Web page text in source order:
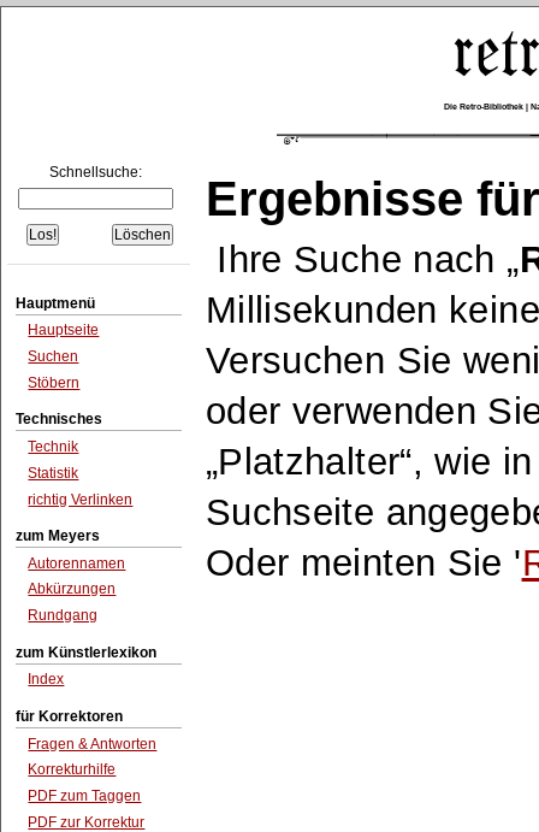
Die Retro-Bibliothek |
Schnellsuche:
Hauptmenü
Hauptseite
Suchen
Stöbern
Technisches
Technik
Statistik
richtig Verlinken
zum Meyers
Autorennamen
Abkürzungen
Rundgang
zum Künstlerlexikon
Index
für Korrektoren
Fragen & Antworten
Korrekturhilfe
PDF zum Taggen
PDF zur Korrektur
Ergebnisse
Ihre Suche nach
Millisekunden
Versuchen Sie
oder verwenden
Platzhalter , wie
Suchseite
Oder meinten Sie '